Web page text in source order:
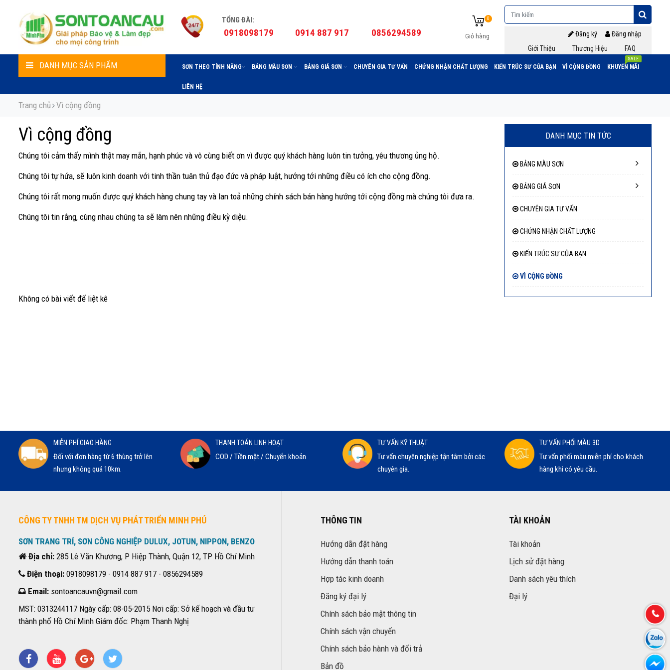
TỔNG ĐÀI:
0918098179 0914 887 917 0856294589
0
Giỏ hàng Đăng ký
Đăng nhập
Giới Thiệu
Thương Hiệu FAQ
DANH MỤC SẢN PHẨM SƠN THEO TÍNH NĂNG BẢNG MÀU SƠN BẢNG GIÁ SƠN CHUYÊN GIA TƯ VẤN CHỨNG NHẬN CHẤT LƯỢNG KIẾN TRÚC SƯ CỦA BẠN VÌ CỘNG ĐỒNG KHUYẾN MÃI
SALE
LIÊN HỆ
Trang chủ Vì cộng đồng
Vì cộng đồng
Chúng tôi cảm thấy mình thật may mắn, hạnh phúc và vô cùng biết ơn vì được quý khách hàng luôn tin tưởng, yêu thương ủng hộ.
Chúng tôi tự hứa, sẽ luôn kinh doanh với tinh thần tuân thủ đạo đức và pháp luật, hướng tới những điều có ích cho cộng đồng.
Chúng tôi rất mong muốn được quý khách hàng chung tay và lan toả những chính sách bán hàng hướng tới cộng đồng mà chúng tôi đưa ra.
Chúng tôi tin rằng, cùng nhau chúng ta sẽ làm nên những điều kỳ diệu.
Không có bài viết để liệt kê
DANH MỤC TIN TỨC
BẢNG MÀU SƠN
BẢNG GIÁ SƠN
CHUYÊN GIA TƯ VẤN
CHỨNG NHẬN CHẤT LƯỢNG
KIẾN TRÚC SƯ CỦA BẠN
VÌ CỘNG ĐỒNG
MIỄN PHÍ GIAO HÀNG
Đối với đơn hàng từ 6 thùng trở lên
nhưng không quá 10km.
THANH TOÁN LINH HOẠT
COD / Tiền mặt / Chuyển khoản
TƯ VẤN KỸ THUẬT
Tư vấn chuyên nghiệp tận tâm bởi các
chuyên gia.
TƯ VẤN PHỐI MÀU 3D
Tư vấn phối màu miễn phí cho khách
hàng khi có yêu cầu.
CÔNG TY TNHH TM DỊCH VỤ PHÁT TRIỂN MINH PHÚ
SƠN TRANG TRÍ, SƠN CÔNG NGHIỆP DULUX, JOTUN, NIPPON, BENZO
Địa chỉ: 285 Lê Văn Khương, P Hiệp Thành, Quận 12, TP Hồ Chí Minh
Điện thoại: 0918098179 - 0914 887 917 - 0856294589
Email: sontoancauvn@gmail.com
MST: 0313244117 Ngày cấp: 08-05-2015 Nơi cấp: Sở kế hoạch và đầu tư
thành phố Hồ Chí Minh Giám đốc: Phạm Thanh Nghị
THÔNG TIN
Hướng dẫn đặt hàng
Hướng dẫn thanh toán
Hợp tác kinh doanh
Đăng ký đại lý
Chính sách bảo mật thông tin
Chính sách vận chuyển
Chính sách bảo hành và đổi trả
Bản đồ
TÀI KHOẢN
Tài khoản
Lịch sử đặt hàng
Danh sách yêu thích
Đại lý